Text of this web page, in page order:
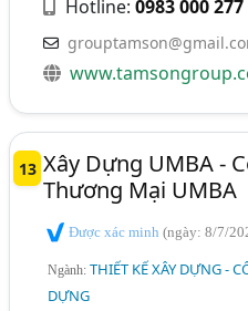
Hotline:0983 000 277
13 Xây Dựng UMBA -
Thương Mại UMBA
Được xác minh(ngày: 8/7/
Ngành:THIẾT KẾ XÂY DỰNG -
DỰNG